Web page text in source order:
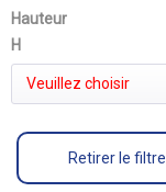
Hauteur
H
Veuillez choisir
Retirer le filtre